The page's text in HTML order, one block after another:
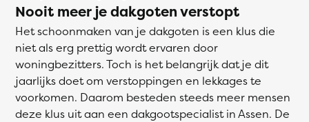
Nooit meer je dakgoten verstopt
Het schoonmaken van je dakgoten is een klus die
niet als erg prettig wordt ervaren door
woningbezitters. Toch is het belangrijk dat je dit
jaarlijks doet om verstoppingen en lekkages te
voorkomen. Daarom besteden steeds meer mensen
deze klus uit aan een dakgootspecialist in Assen. De